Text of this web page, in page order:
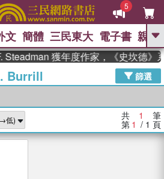
5
GO
熱搜： 東野圭吾 高希均教授回憶錄
、 The Odyssey 、 父親節 、 如果歷
獎 臺灣漫遊錄 、 方念華 、 台灣的李
登輝時代
數學女孩：黎曼猜想 、
偉大的迷走神經
文 簡體 三民東大 電子書 親子
獲年度作家，《史坎德》
Burrill
篩選
共 1 筆
第 1 / 1 頁